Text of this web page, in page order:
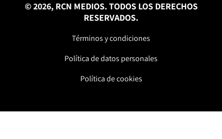
© 2026, RCN MEDIOS. TODOS LOS DERECHOS
RESERVADOS.
Términos y condiciones
Política de datos personales
Política de cookies